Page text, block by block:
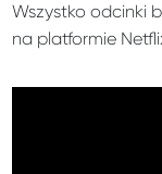
Wszystko odcinki
na platformie